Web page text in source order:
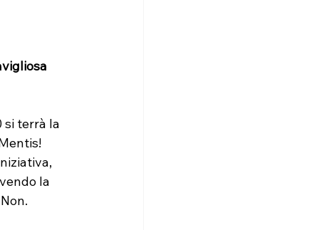
si terrà la
la